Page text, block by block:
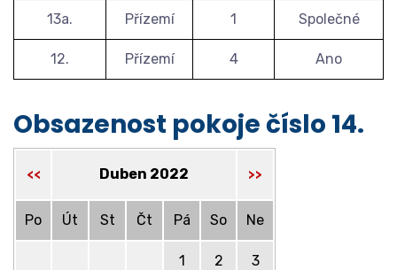
13a. Přízemí 1 Společné
12. Přízemí 4 Ano
Obsazenost pokoje číslo 14.
<< Duben 2022 >>
Po Út St Čt Pá So Ne
1 2 3